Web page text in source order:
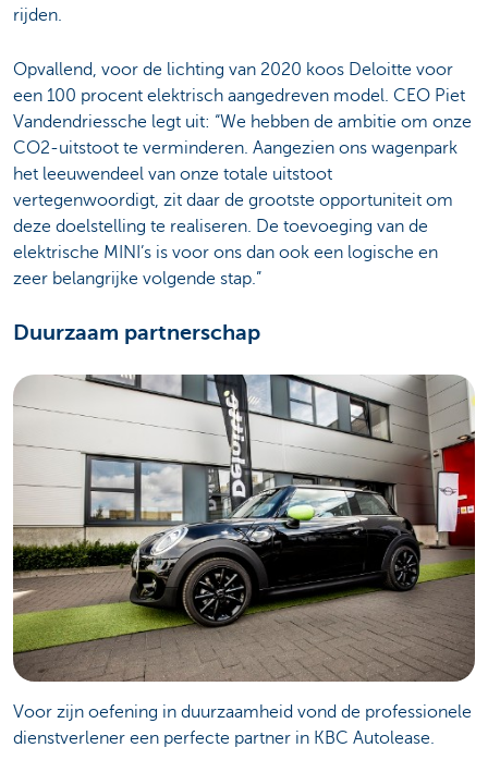
rijden.
Opvallend, voor de lichting van 2020 koos Deloitte voor
een 100 procent elektrisch aangedreven model. CEO Piet
Vandendriessche legt uit: “We hebben de ambitie om onze
CO2-uitstoot te verminderen. Aangezien ons wagenpark
het leeuwendeel van onze totale uitstoot
vertegenwoordigt, zit daar de grootste opportuniteit om
deze doelstelling te realiseren. De toevoeging van de
elektrische MINI’s is voor ons dan ook een logische en
zeer belangrijke volgende stap.”
Duurzaam partnerschap
Voor zijn oefening in duurzaamheid vond de professionele
dienstverlener een perfecte partner in KBC Autolease.